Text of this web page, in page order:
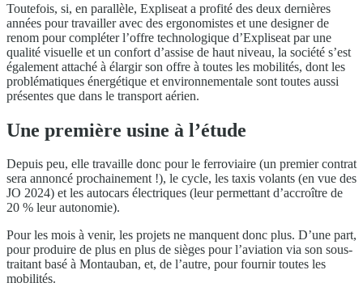
Toutefois, si, en parallèle, Expliseat a profité des deux dernières
années pour travailler avec des ergonomistes et une designer de
renom pour compléter l’offre technologique d’Expliseat par une
qualité visuelle et un confort d’assise de haut niveau, la société s’est
également attaché à élargir son offre à toutes les mobilités, dont les
problématiques énergétique et environnementale sont toutes aussi
présentes que dans le transport aérien.
Une première usine à l’étude
Depuis peu, elle travaille donc pour le ferroviaire (un premier contrat
sera annoncé prochainement !), le cycle, les taxis volants (en vue des
JO 2024) et les autocars électriques (leur permettant d’accroître de
20 % leur autonomie).
Pour les mois à venir, les projets ne manquent donc plus. D’une part,
pour produire de plus en plus de sièges pour l’aviation via son sous-
traitant basé à Montauban, et, de l’autre, pour fournir toutes les
mobilités.